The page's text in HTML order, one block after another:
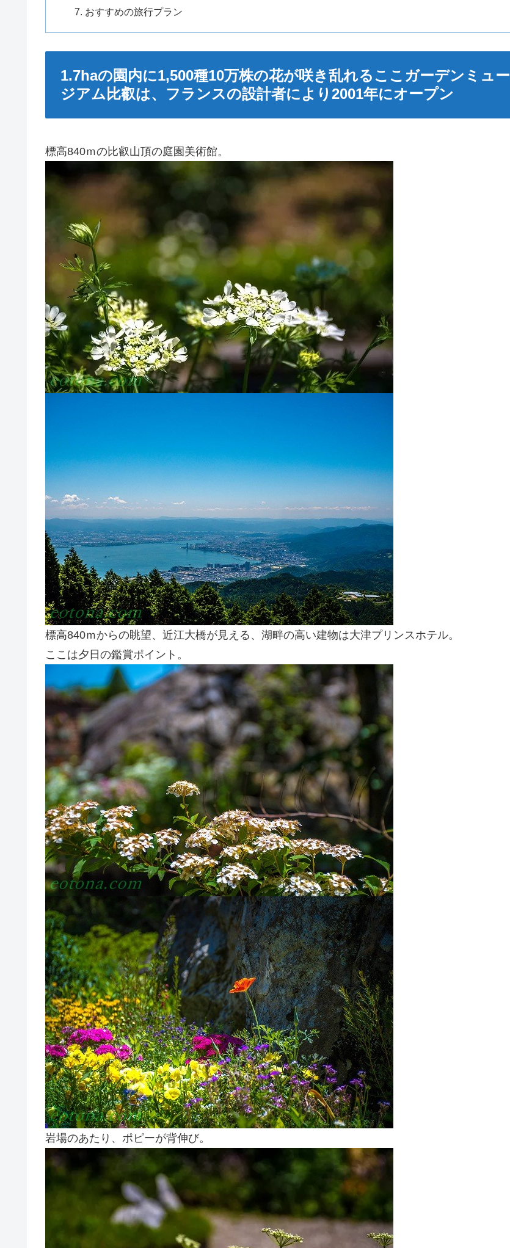
おすすめの旅行プラン
1.7haの園内に1,500種10万株の花が咲き乱れるここガーデンミュー
ジアム比叡は、フランスの設計者により2001年にオープン
標高840ｍの比叡山頂の庭園美術館。
標高840ｍからの眺望、近江大橋が見える、湖畔の高い建物は大津プリンスホテル。
ここは夕日の鑑賞ポイント。
岩場のあたり、ポピーが背伸び。